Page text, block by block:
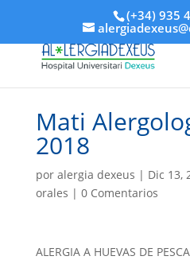
(+34) 935
Mati
2018
por alergia dexeus | Dic 13,
orales | 0 Comentarios
ALERGIA A HUEVAS DE